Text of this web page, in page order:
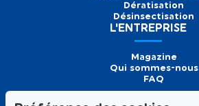
Dératisation
Désinsectisation
L'ENTREPRISE
Magazine
Qui sommes-nous
FAQ